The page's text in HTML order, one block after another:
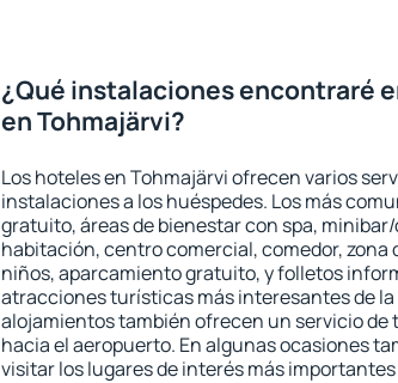
¿Qué instalaciones encontraré
en Tohmajärvi?
Los hoteles en Tohmajärvi ofrecen varios
instalaciones a los huéspedes. Los más
gratuito, áreas de bienestar con spa,
habitación, centro comercial, comedor, zona
niños, aparcamiento gratuito, y folletos
atracciones turísticas más interesantes de la
alojamientos también ofrecen un servicio de
hacia el aeropuerto. En algunas ocasiones
visitar los lugares de interés más